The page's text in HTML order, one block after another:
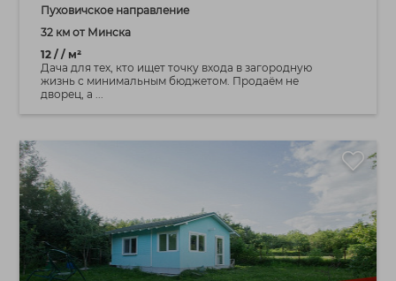
Пуховичское направление
32 км от Минска
12 / / м²
Дача для тех, кто ищет точку входа в загородную
жизнь с минимальным бюджетом. Продаём не
дворец, а ...